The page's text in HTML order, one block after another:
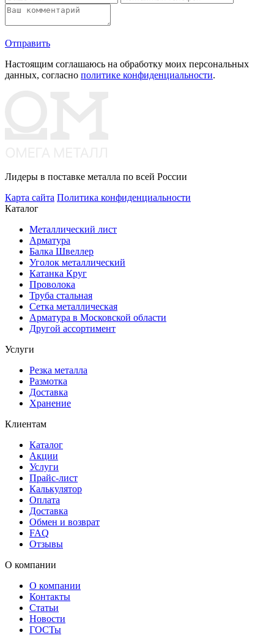
Отправить
Настоящим соглашаюсь на обработку моих персональных
данных, согласно политике конфиденциальности.
Лидеры в поставке металла по всей России
Карта сайта Политика конфиденциальности
Каталог
Металлический лист
Арматура
Балка Швеллер
Уголок металлический
Катанка Круг
Проволока
Труба стальная
Сетка металлическая
Арматура в Московской области
Другой ассортимент
Услуги
Резка металла
Размотка
Доставка
Хранение
Клиентам
Каталог
Акции
Услуги
Прайс-лист
Калькулятор
Оплата
Доставка
Обмен и возврат
FAQ
Отзывы
О компании
О компании
Контакты
Статьи
Новости
ГОСТы